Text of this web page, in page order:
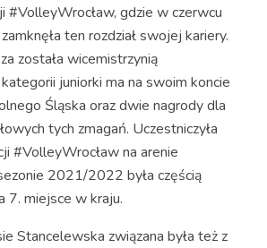
#VolleyWrocław, gdzie w czerwcu
ten rozdział swojej kariery.
została wicemistrzynią
juniorki ma na swoim koncie
Śląska oraz dwie nagrody dla
tych zmagań. Uczestniczyła
#VolleyWrocław na arenie
2021/2022 była częścią
7. miejsce w kraju.
Stancelewska związana była też z